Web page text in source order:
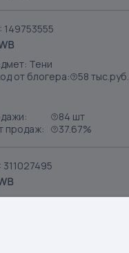
149753555
Тени
от блогера:
58 тыс.руб.
84 шт
продаж:
37.67%
311027495
Блески